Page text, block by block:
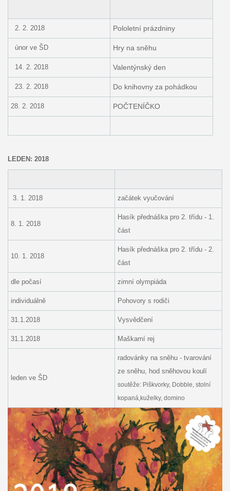
2. 2. 2018 Pololetní prázdniny
únor ve ŠD Hry na sněhu
14. 2. 2018 Valentýnský den
23. 2. 2018 Do knihovny za pohádkou
28. 2. 2018 POČTENÍČKO
LEDEN: 2018
3. 1. 2018 začátek vyučování
8. 1. 2018
Hasík přednáška pro 2. třídu - 1.
část
10. 1. 2018
Hasík přednáška pro 2. třídu - 2.
část
dle počasí zimní olympiáda
individuálně Pohovory s rodiči
31.1.2018 Vysvědčení
31.1.2018 Maškarní rej
leden ve ŠD
radovánky na sněhu - tvarování
ze sněhu, hod sněhovou koulí
soutěže: Piškvorky, Dobble, stolní
kopaná,kuželky, domino